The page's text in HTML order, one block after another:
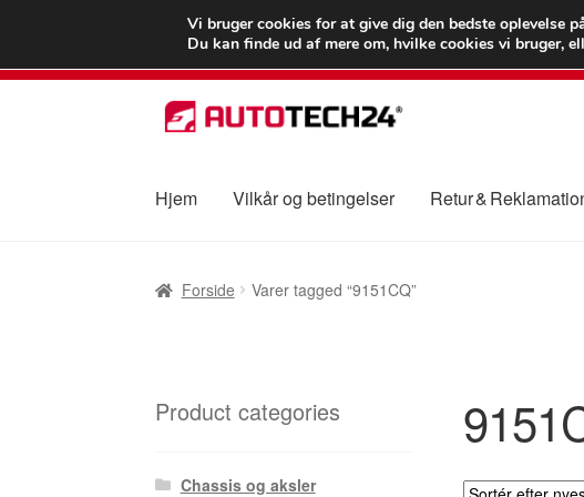
LEVERING fra 55 kr.
Spring
til
Spring
til
Hjem Vilkår og betingelser Retur &
Forside Varer tagged “9151CQ”
Product categories
Chassis og aksler
Vi bruger cookies for at give dig den bedste oplevelse
Du kan finde ud af mere om, hvilke cookies vi bruger,